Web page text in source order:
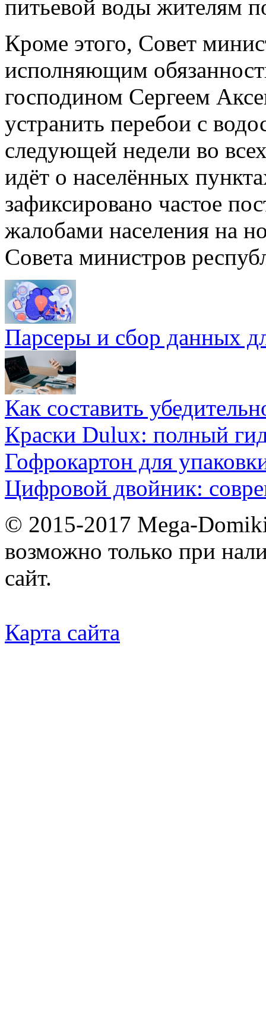
питьевой воды жителям
Кроме этого, Совет
исполняющим
господином Сергеем
устранить перебои с
следующей недели во
идёт о населённых
зафиксировано частое
жалобами населения на
Совета министров
Парсеры и сбор данных
Как составить
Краски Dulux: полный
Гофрокартон для
Цифровой двойник:
© 2015-2017 Mega-
возможно только при
сайт.
Карта сайта